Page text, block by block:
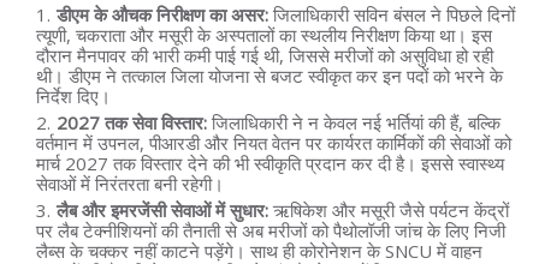
डीएम के औचक निरीक्षण का असर: जिलाधिकारी सविन बंसल ने पिछले दिनों
त्यूणी, चकराता और मसूरी के अस्पतालों का स्थलीय निरीक्षण किया था। इस
दौरान मैनपावर की भारी कमी पाई गई थी, जिससे मरीजों को असुविधा हो रही
थी। डीएम ने तत्काल जिला योजना से बजट स्वीकृत कर इन पदों को भरने के
निर्देश दिए।
2027 तक सेवा विस्तार: जिलाधिकारी ने न केवल नई भर्तियां की हैं, बल्कि
वर्तमान में उपनल, पीआरडी और नियत वेतन पर कार्यरत कार्मिकों की सेवाओं को
मार्च 2027 तक विस्तार देने की भी स्वीकृति प्रदान कर दी है। इससे स्वास्थ्य
सेवाओं में निरंतरता बनी रहेगी।
लैब और इमरजेंसी सेवाओं में सुधार: ऋषिकेश और मसूरी जैसे पर्यटन केंद्रों
पर लैब टेक्नीशियनों की तैनाती से अब मरीजों को पैथोलॉजी जांच के लिए निजी
लैब्स के चक्कर नहीं काटने पड़ेंगे। साथ ही कोरोनेशन के SNCU में वाहन